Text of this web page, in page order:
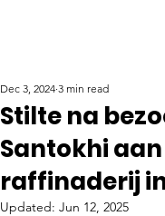
Stilte na
Santokhi
raffinaderij
Dec 3, 2024 3 min read
Updated: Jun 12, 2025